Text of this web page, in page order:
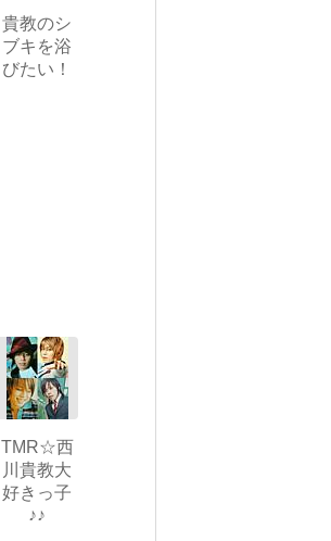
貴教のシ
ブキを浴
びたい！
TMR☆西
川貴教大
好きっ子
♪♪